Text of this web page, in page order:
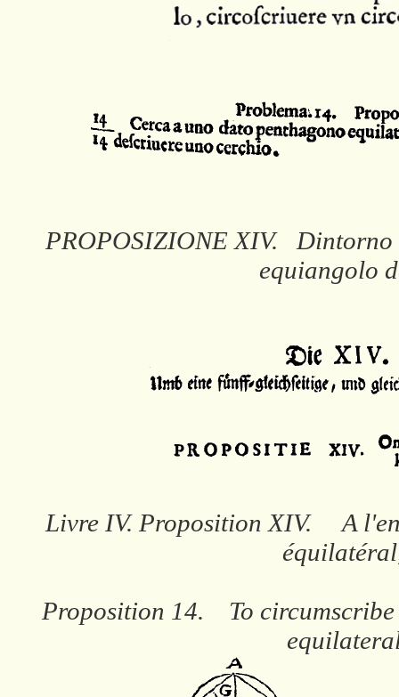
PROPOSIZIONE XIV. Dintorno
equiangolo
Livre IV. Proposition XIV. A
Proposition 14. To circumscribe